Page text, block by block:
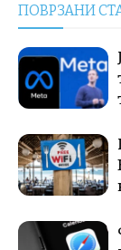
ПОВРЗАНИ